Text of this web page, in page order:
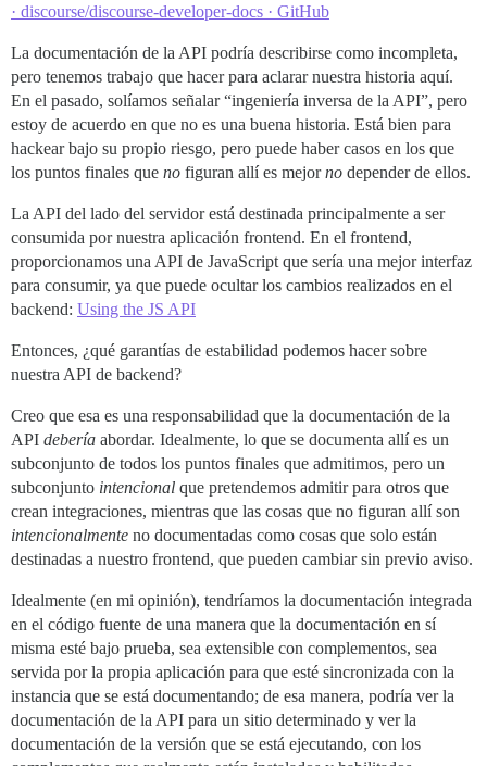
· discourse/discourse-developer-docs · GitHub
La documentación de la API podría describirse como incompleta,
pero tenemos trabajo que hacer para aclarar nuestra historia aquí.
En el pasado, solíamos señalar “ingeniería inversa de la API”, pero
estoy de acuerdo en que no es una buena historia. Está bien para
hackear bajo su propio riesgo, pero puede haber casos en los que
los puntos finales que no figuran allí es mejorno depender de ellos.
La API del lado del servidor está destinada principalmente a ser
consumida por nuestra aplicación frontend. En el frontend,
proporcionamos una API de JavaScript que sería una mejor interfaz
para consumir, ya que puede ocultar los cambios realizados en el
backend: Using the JS API
Entonces, ¿qué garantías de estabilidad podemos hacer sobre
nuestra API de backend?
Creo que esa es una responsabilidad que la documentación de la
API debería abordar. Idealmente, lo que se documenta allí es un
subconjunto de todos los puntos finales que admitimos, pero un
subconjunto intencional que pretendemos admitir para otros que
crean integraciones, mientras que las cosas que no figuran allí son
intencionalmente no documentadas como cosas que solo están
destinadas a nuestro frontend, que pueden cambiar sin previo aviso.
Idealmente (en mi opinión), tendríamos la documentación integrada
en el código fuente de una manera que la documentación en sí
misma esté bajo prueba, sea extensible con complementos, sea
servida por la propia aplicación para que esté sincronizada con la
instancia que se está documentando; de esa manera, podría ver la
documentación de la API para un sitio determinado y ver la
documentación de la versión que se está ejecutando, con los